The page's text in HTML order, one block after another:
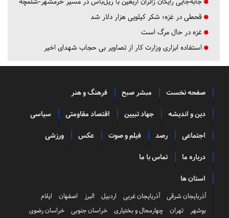
قحطی در غزه؛ شکر کیلویی هزار دلار شد
غزه در حال مرگ است
استفاده ابزاری وزارت کار از تصاویر بی حجاب شهدای اخیر
صفحه نخست مبشر صبح فرهنگ و هنر
دین و اندیشه جهاد تبیین اقتصاد مقاومتی سیاسی
اجتماعی رصد فیلم و صوت عکس ورزشی
درباره ما تماس با ما
استان ها
آذربایجان شرقی آذربایجان غربی اردبیل البرز اصفهان
ایلام
بوشهر
تهران چهارمحال و بختیاری خراسان جنوبی خراسان رضوی